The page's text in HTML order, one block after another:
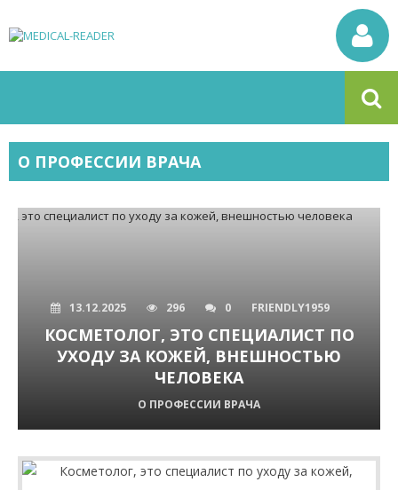
О ПРОФЕССИИ ВРАЧА
13.12.2025 296 0 FRIENDLY1959
КОСМЕТОЛОГ, ЭТО СПЕЦИАЛИСТ ПО
УХОДУ ЗА КОЖЕЙ, ВНЕШНОСТЬЮ
ЧЕЛОВЕКА
О ПРОФЕССИИ ВРАЧА